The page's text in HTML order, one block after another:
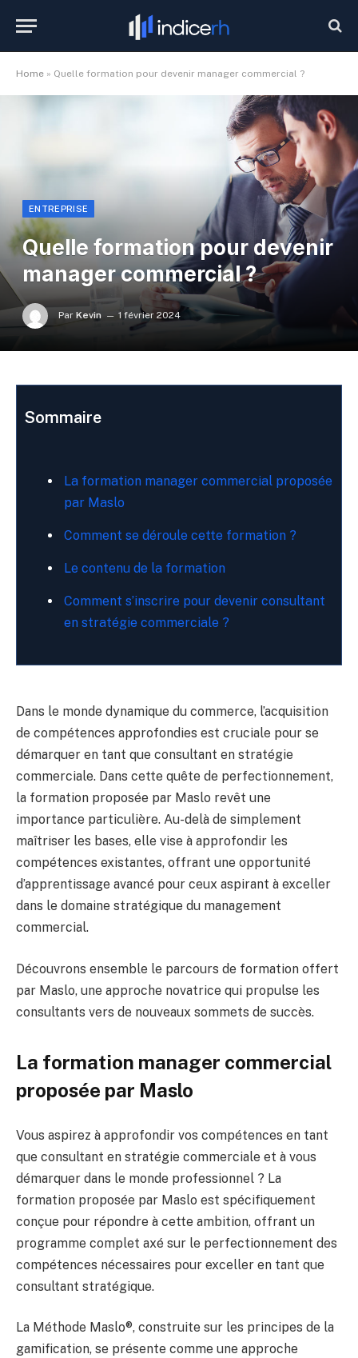
Home » Quelle formation pour devenir manager commercial ?
ENTREPRISE
Quelle formation pour devenir
manager commercial ?
Par Kevin 1 février 2024
Sommaire
La formation manager commercial proposée
par Maslo
Comment se déroule cette formation ?
Le contenu de la formation
Comment s’inscrire pour devenir consultant
en stratégie commerciale ?
Dans le monde dynamique du commerce, l’acquisition
de compétences approfondies est cruciale pour se
démarquer en tant que consultant en stratégie
commerciale. Dans cette quête de perfectionnement,
la formation proposée par Maslo revêt une
importance particulière. Au-delà de simplement
maîtriser les bases, elle vise à approfondir les
compétences existantes, offrant une opportunité
d’apprentissage avancé pour ceux aspirant à exceller
dans le domaine stratégique du management
commercial.
Découvrons ensemble le parcours de formation offert
par Maslo, une approche novatrice qui propulse les
consultants vers de nouveaux sommets de succès.
La formation manager commercial
proposée par Maslo
Vous aspirez à approfondir vos compétences en tant
que consultant en stratégie commerciale et à vous
démarquer dans le monde professionnel ? La
formation proposée par Maslo est spécifiquement
conçue pour répondre à cette ambition, offrant un
programme complet axé sur le perfectionnement des
compétences nécessaires pour exceller en tant que
consultant stratégique.
La Méthode Maslo®️, construite sur les principes de la
gamification, se présente comme une approche